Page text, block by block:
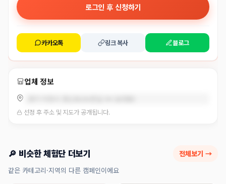
로그인 후 신청하기
카카오톡 링크 복사 블로그
업체 정보
선정 후 주소 및 지도가 공개됩니다.
🔎 비슷한 체험단 더보기 전체보기 →
같은 카테고리·지역의 다른 캠페인이에요